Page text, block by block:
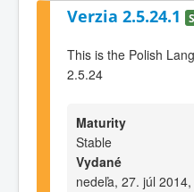
Verzia 2.5.24.1
This is the Polish
2.5.24
Maturity
Stable
Vydané
nedeľa, 27. júl